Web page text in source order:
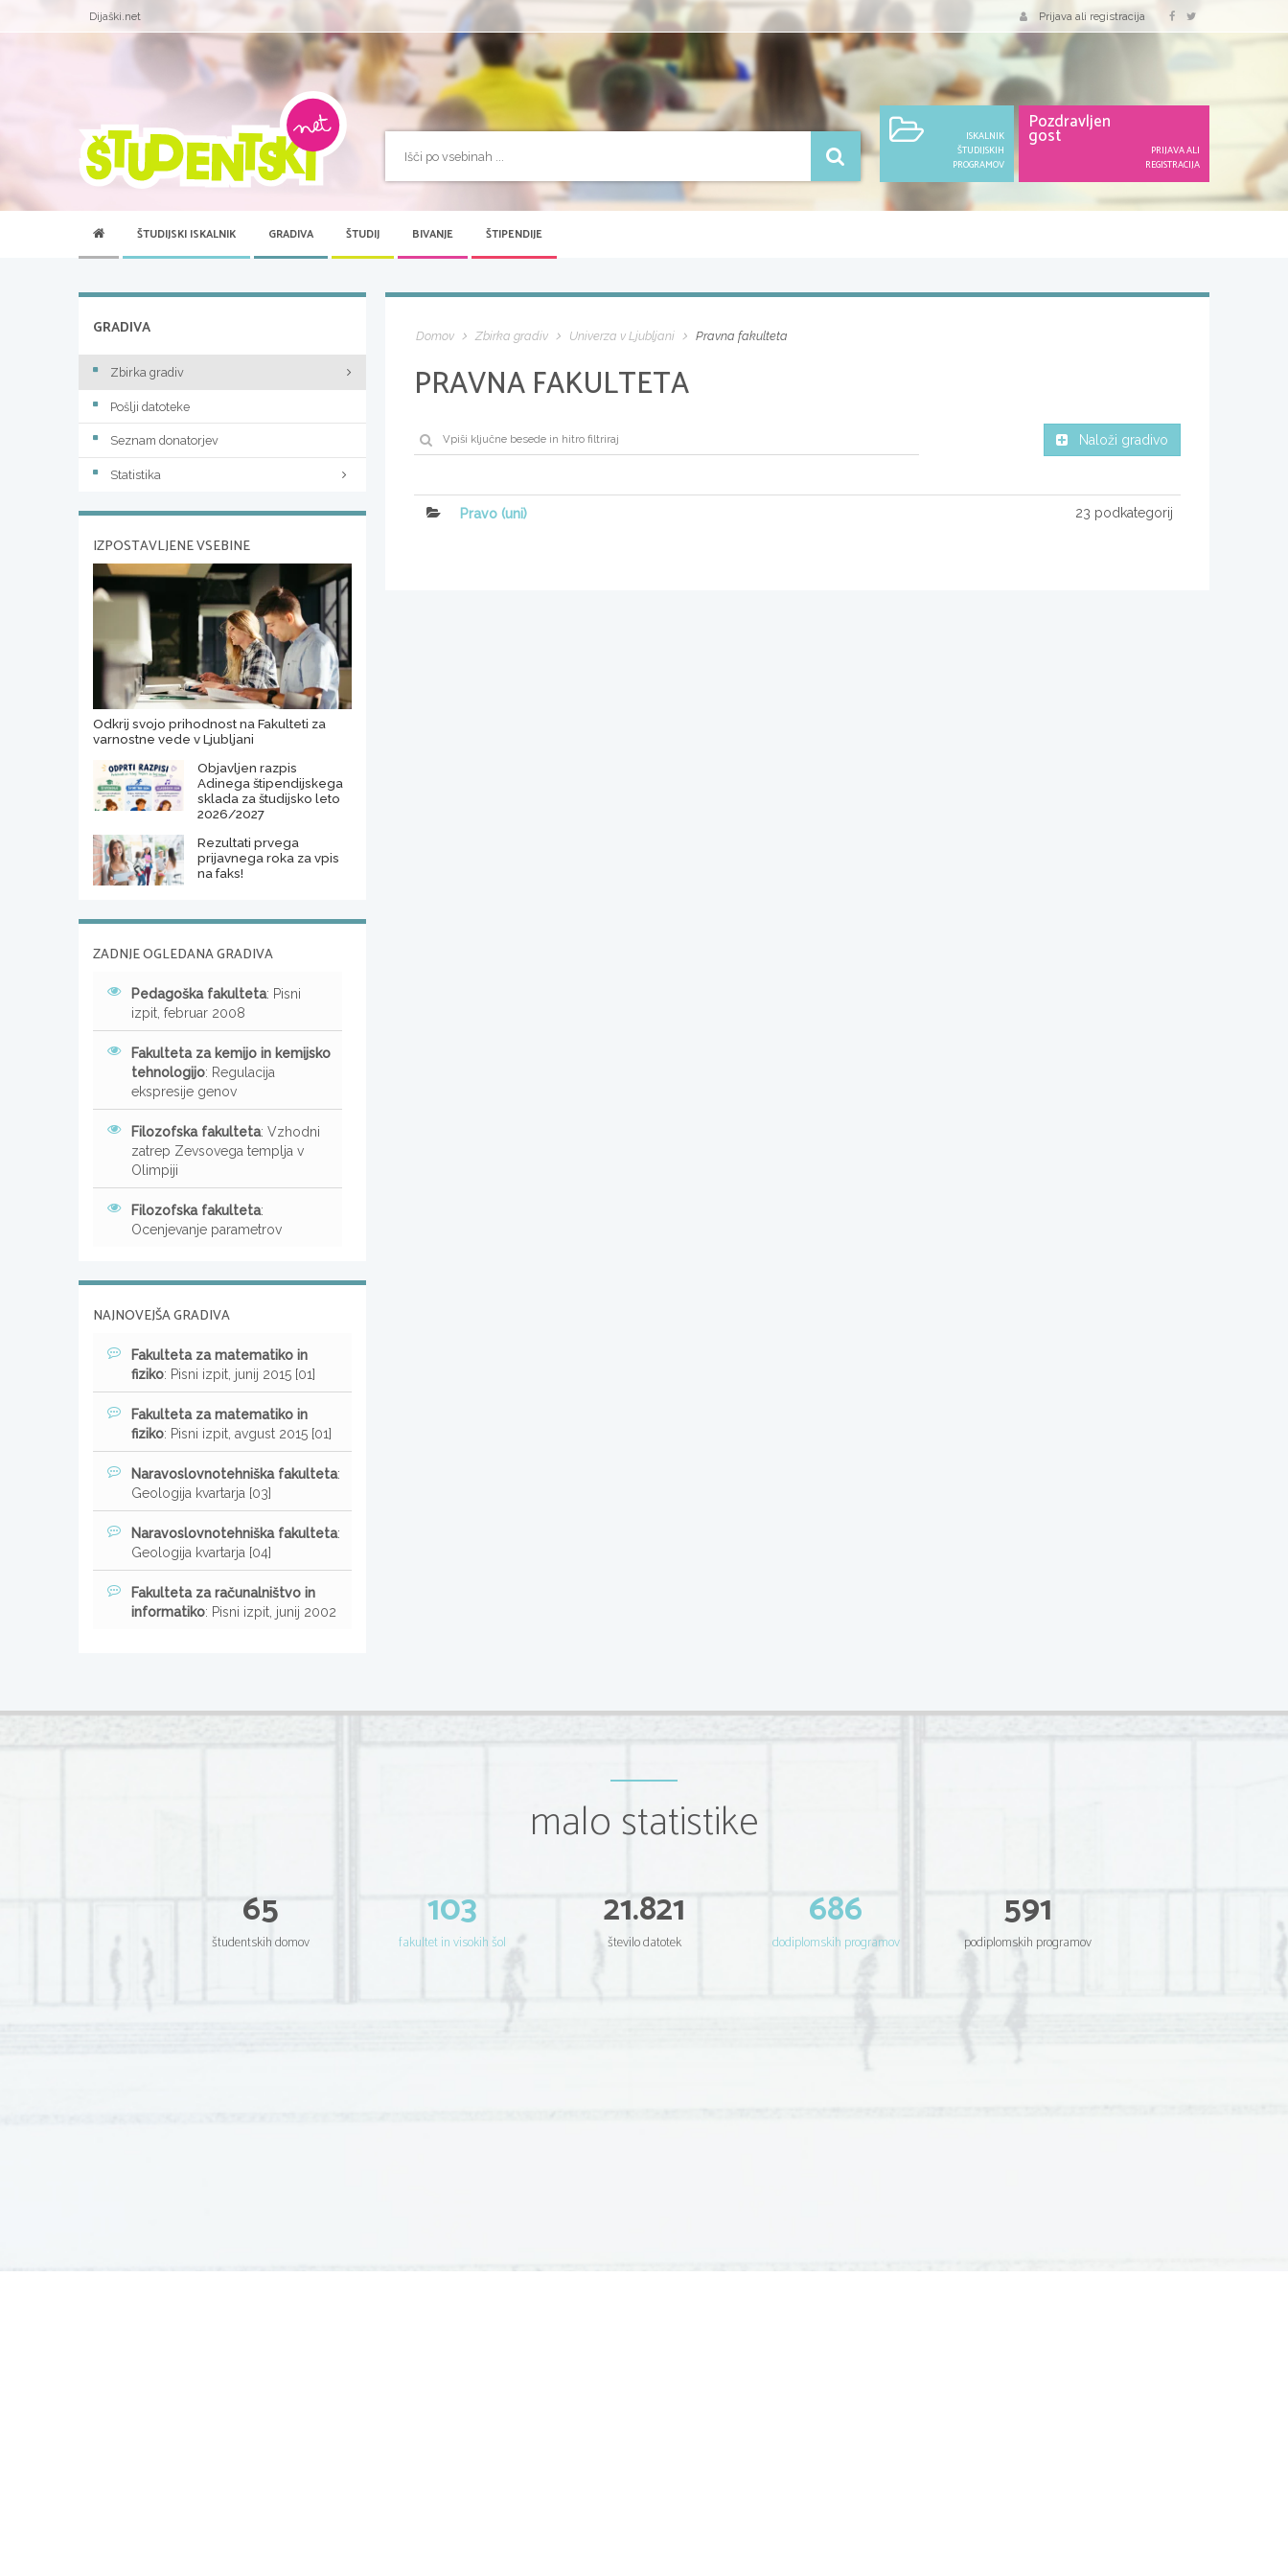
Dijaški.net Prijava ali registracija
ISKALNIK
ŠTUDIJSKIH
PROGRAMOV
Pozdravljen
gost
PRIJAVA ALI
REGISTRACIJA
ŠTUDIJSKI ISKALNIK GRADIVA ŠTUDIJ BIVANJE ŠTIPENDIJE
Domov Zbirka gradiv Univerza v Ljubljani Pravna fakulteta
PRAVNA FAKULTETA
Naloži gradivo
Pravo (uni) 23 podkategorij
GRADIVA
Zbirka gradiv
Pošlji datoteke
Seznam donatorjev
Statistika
IZPOSTAVLJENE VSEBINE
Odkrij svojo prihodnost na Fakulteti za
varnostne vede v Ljubljani
Objavljen razpis
Adinega štipendijskega
sklada za študijsko leto
2026/2027
Rezultati prvega
prijavnega roka za vpis
na faks!
ZADNJE OGLEDANA GRADIVA
Pedagoška fakulteta: Pisni
izpit, februar 2008
Fakulteta za kemijo in kemijsko
tehnologijo: Regulacija
ekspresije genov
Filozofska fakulteta: Vzhodni
zatrep Zevsovega templja v
Olimpiji
Filozofska fakulteta:
Ocenjevanje parametrov
NAJNOVEJŠA GRADIVA
Fakulteta za matematiko in
fiziko: Pisni izpit, junij 2015 [01]
Fakulteta za matematiko in
fiziko: Pisni izpit, avgust 2015 [01]
Naravoslovnotehniška fakulteta:
Geologija kvartarja [03]
Naravoslovnotehniška fakulteta:
Geologija kvartarja [04]
Fakulteta za računalništvo in
informatiko: Pisni izpit, junij 2002
malo statistike
65
študentskih domov
103
fakultet in visokih šol
21.821
število datotek
686
dodiplomskih programov
591
podiplomskih programov